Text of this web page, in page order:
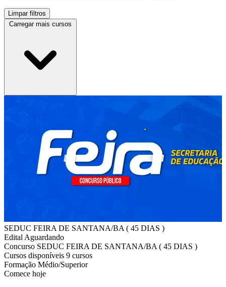
Limpar filtros
SEDUC FEIRA DE SANTANA/BA ( 45 DIAS )
Edital Aguardando
Concurso SEDUC FEIRA DE SANTANA/BA ( 45 DIAS )
Cursos disponíveis 9 cursos
Formação Médio/Superior
Comece hoje